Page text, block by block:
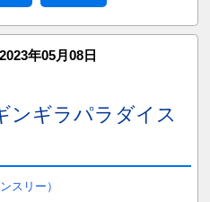
2023年05月08日
ンギラパラダイス
スリー）